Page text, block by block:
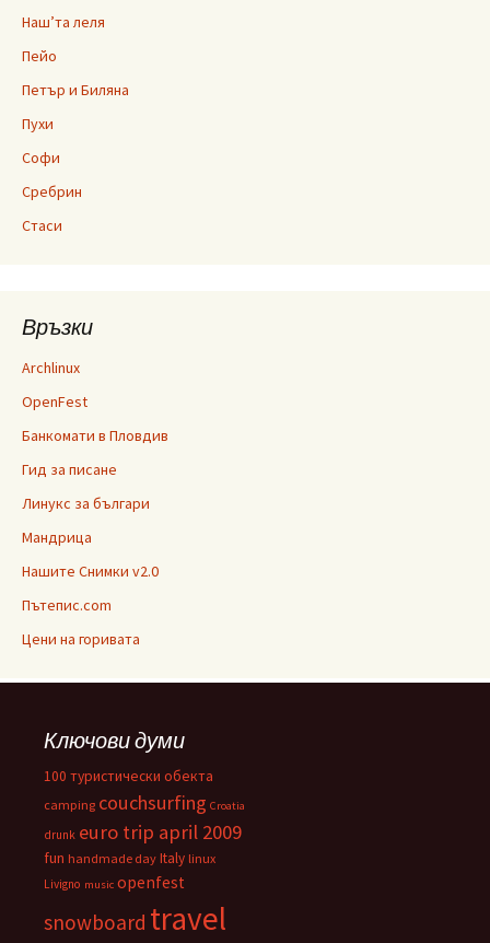
Наш’та леля
Пейо
Петър и Биляна
Пухи
Софи
Сребрин
Стаси
Връзки
Archlinux
OpenFest
Банкомати в Пловдив
Гид за писане
Линукс за българи
Мандрица
Нашите Снимки v2.0
Пътепис.com
Цени на горивата
Ключови думи
100 туристически обекта
camping couchsurfing Croatia
drunk euro trip april 2009
fun handmade day Italy linux
Livigno music openfest
snowboard travel